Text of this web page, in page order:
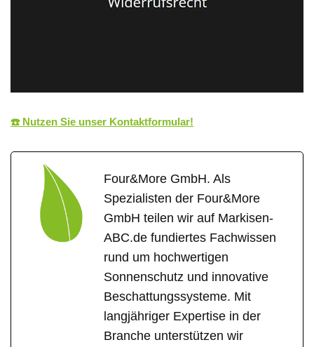
☎️ Nutzen Sie unser Kontaktformular!
Four&More GmbH. Als
Spezialisten der Four&More
GmbH teilen wir auf Markisen-
ABC.de fundiertes Fachwissen
rund um hochwertigen
Sonnenschutz und innovative
Beschattungssysteme. Mit
langjähriger Expertise in der
Branche unterstützen wir